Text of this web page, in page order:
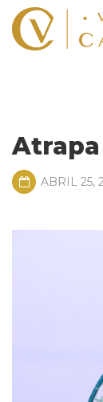
Atrapa
ABRIL 25,